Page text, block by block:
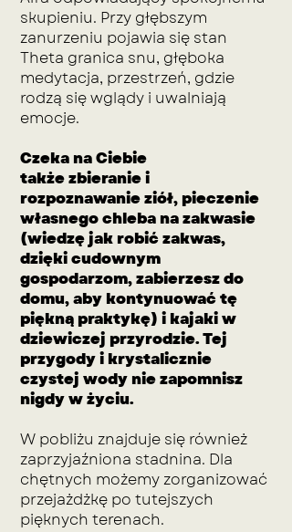
skupieniu. Przy głębszym
zanurzeniu pojawia się stan
Theta granica snu, głęboka
medytacja, przestrzeń, gdzie
rodzą się wglądy i uwalniają
emocje.
Czeka na Ciebie
takżezbieranie i
rozpoznawanie ziół, pieczenie
własnego chleba na zakwasie
(wiedzę jak robić zakwas,
dzięki cudownym
gospodarzom, zabierzesz do
domu, aby kontynuować tę
piękną praktykę) i kajaki w
dziewiczej przyrodzie. Tej
przygody i krystalicznie
czystej wody nie zapomnisz
nigdy w życiu.
W pobliżu znajduje się również
zaprzyjaźniona stadnina. Dla
chętnych możemy zorganizować
przejażdżkę po tutejszych
pięknych terenach.